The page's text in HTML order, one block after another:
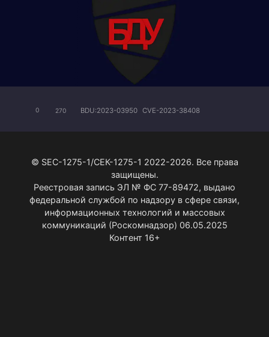
0 270 BDU:2023-03950 CVE-2023-38408
© SEC-1275-1/СЕК-1275-1 2022-2026. Все права
защищены.
Реестровая запись ЭЛ № ФС 77-89472, выдано
федеральной службой по надзору в сфере связи,
информационных технологий и массовых
коммуникаций (Роскомнадзор) 06.05.2025
Контент 16+